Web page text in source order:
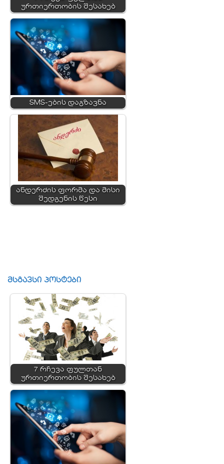
ურთიერთობის შესახებ
SMS-ების დაგზავნა
ანდერძის ფორმა და მისი
შედგენის წესი
მსგავსი პოსტები
7 რჩევა ფულთან
ურთიერთობის შესახებ